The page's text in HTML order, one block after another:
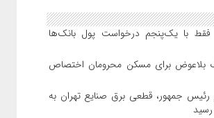
بانک مرکزی فقط با یک‌‎پنجم درخواست پول بانک‌ها
بلاعوض برای مسکن محرومان اختصاص
جمهور، قطعی برق صنایع تهران به